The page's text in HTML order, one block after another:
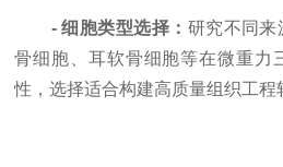
- 细胞类型选择： 研究不同来
骨细胞、耳软骨细胞等在微重力
性，选择适合构建高质量组织工程